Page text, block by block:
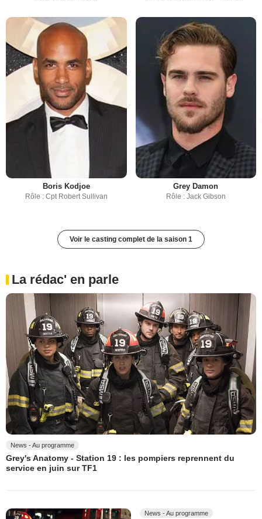
Boris Kodjoe
Rôle : Cpt Robert Sullivan
Grey Damon
Rôle : Jack Gibson
Voir le casting complet de la saison 1
La rédac' en parle
News - Au programme
Grey's Anatomy - Station 19 : les pompiers reprennent du
service en juin sur TF1
News - Au programme